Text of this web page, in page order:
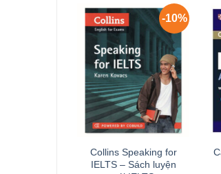
-10%
Collins Speaking for
IELTS – Sách luyện